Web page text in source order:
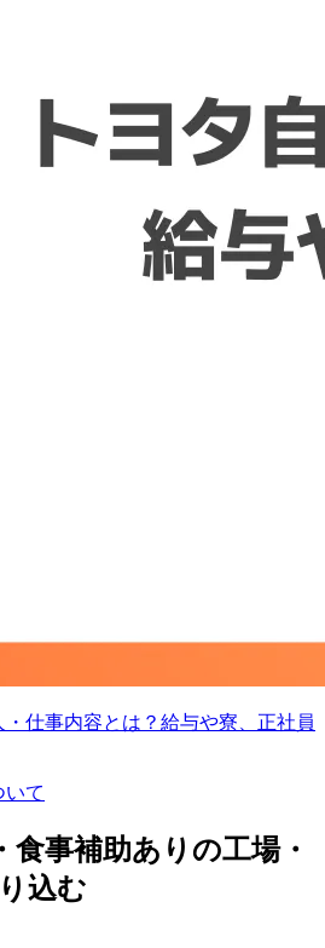
・仕事内容とは？給与や寮、正社員
いて
食事補助ありの工場・
込む